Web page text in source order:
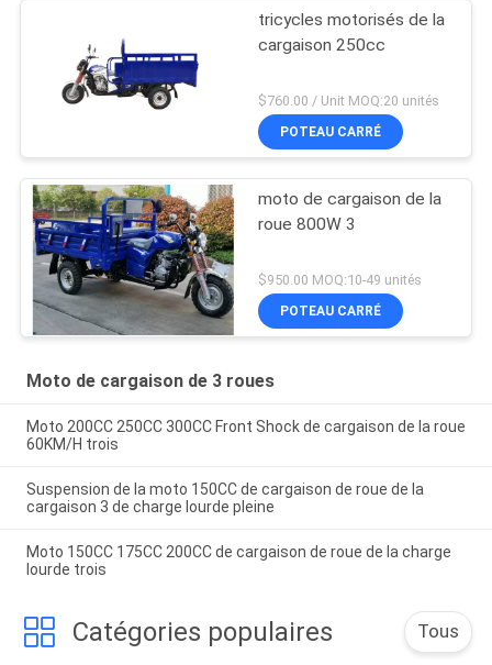
tricycles motorisés de la
cargaison 250cc
$760.00 / Unit MOQ:20 unités
POTEAU CARRÉ
moto de cargaison de la
roue 800W 3
$950.00 MOQ:10-49 unités
POTEAU CARRÉ
Moto de cargaison de 3 roues
Moto 200CC 250CC 300CC Front Shock de cargaison de la roue
60KM/H trois
Suspension de la moto 150CC de cargaison de roue de la
cargaison 3 de charge lourde pleine
Moto 150CC 175CC 200CC de cargaison de roue de la charge
lourde trois
Catégories populaires Tous